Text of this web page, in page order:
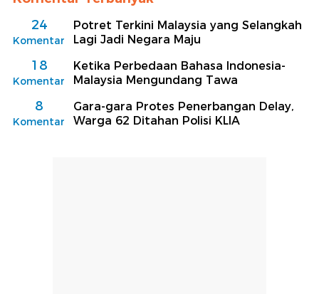
24
Komentar
Potret Terkini Malaysia yang Selangkah
Lagi Jadi Negara Maju
18
Komentar
Ketika Perbedaan Bahasa Indonesia-
Malaysia Mengundang Tawa
8
Komentar
Gara-gara Protes Penerbangan Delay,
Warga 62 Ditahan Polisi KLIA